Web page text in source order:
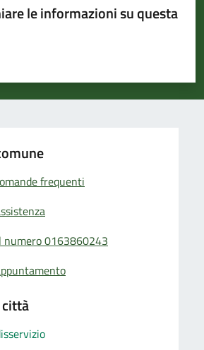
le informazioni su questa
5 stelle su 5
stelle su 5
su 5
5
frequenti
numero 0163860243